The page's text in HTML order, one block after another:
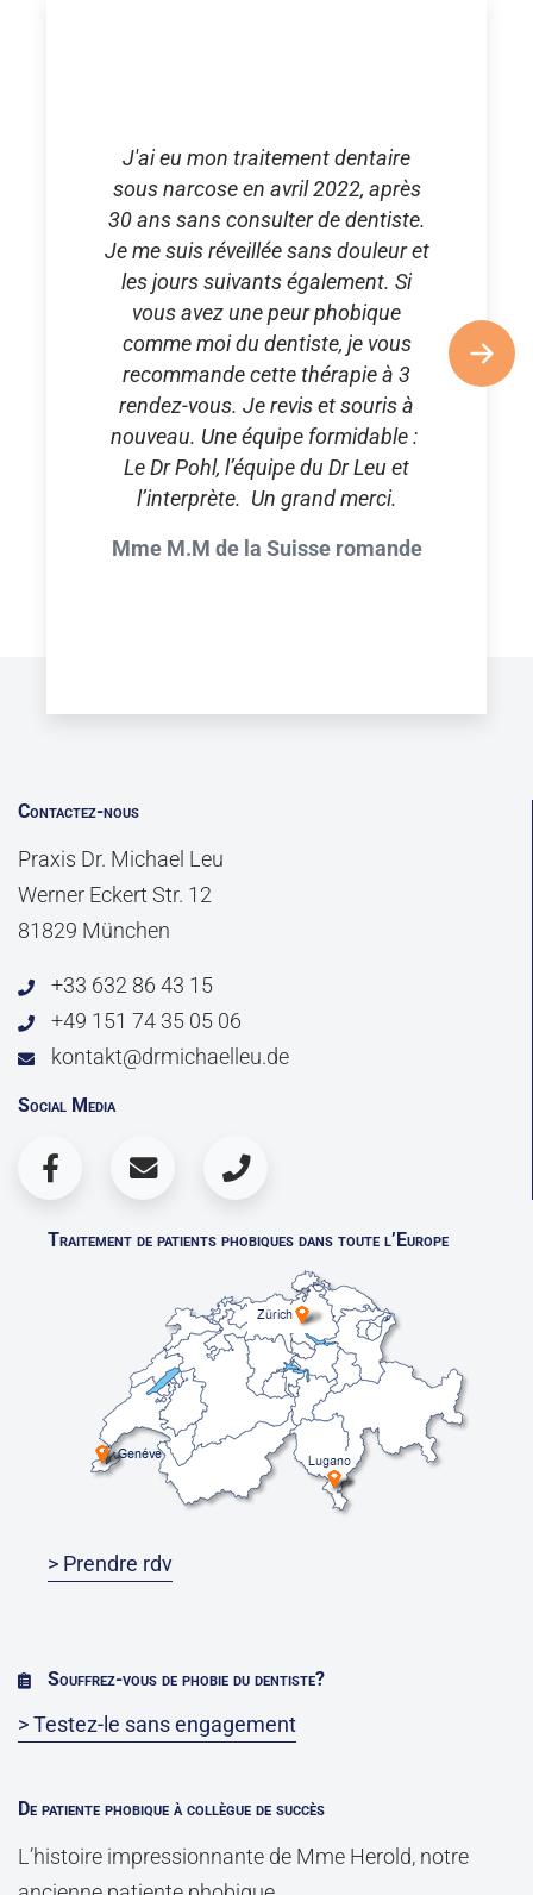
J'ai eu mon traitement dentaire
sous narcose en avril 2022, après
30 ans sans consulter de dentiste.
Je me suis réveillée sans douleur et
les jours suivants également. Si
vous avez une peur phobique
comme moi du dentiste, je vous
recommande cette thérapie à 3
rendez-vous. Je revis et souris à
nouveau. Une équipe formidable :
Le Dr Pohl, l’équipe du Dr Leu et
l’interprète. Un grand merci.
Mme M.M de la Suisse romande
Contactez-nous
Praxis Dr. Michael Leu
Werner Eckert Str. 12
81829 München
+33 632 86 43 15
+49 151 74 35 05 06
kontakt@drmichaelleu.de
Social Media
Traitement de patients phobiques dans toute l’Europe
> Prendre rdv
Souffrez-vous de phobie du dentiste?
> Testez-le sans engagement
De patiente phobique à collègue de succès
L’histoire impressionnante de Mme Herold, notre